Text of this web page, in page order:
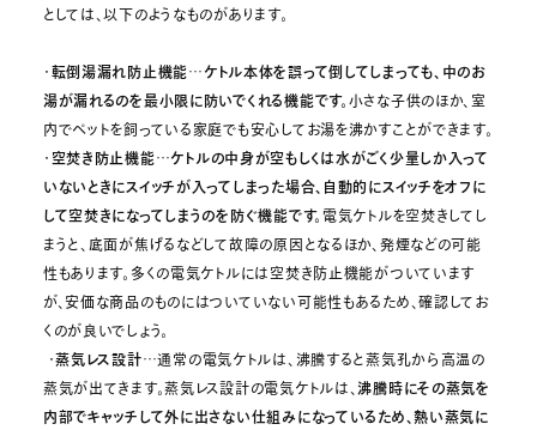
としては、以下のようなものがあります。
・転倒湯漏れ防止機能…ケトル本体を誤って倒してしまっても、中のお
湯が漏れるのを最小限に防いでくれる機能です。小さな子供のほか、室
内でペットを飼っている家庭でも安心してお湯を沸かすことができます。
・空焚き防止機能…ケトルの中身が空もしくは水がごく少量しか入って
いないときにスイッチが入ってしまった場合、自動的にスイッチをオフに
して空焚きになってしまうのを防ぐ機能です。電気ケトルを空焚きしてし
まうと、底面が焦げるなどして故障の原因となるほか、発煙などの可能
性もあります。多くの電気ケトルには空焚き防止機能がついています
が、安価な商品のものにはついていない可能性もあるため、確認してお
くのが良いでしょう。
・蒸気レス設計…通常の電気ケトルは、沸騰すると蒸気孔から高温の
蒸気が出てきます。蒸気レス設計の電気ケトルは、沸騰時にその蒸気を
内部でキャッチして外に出さない仕組みになっているため、熱い蒸気に